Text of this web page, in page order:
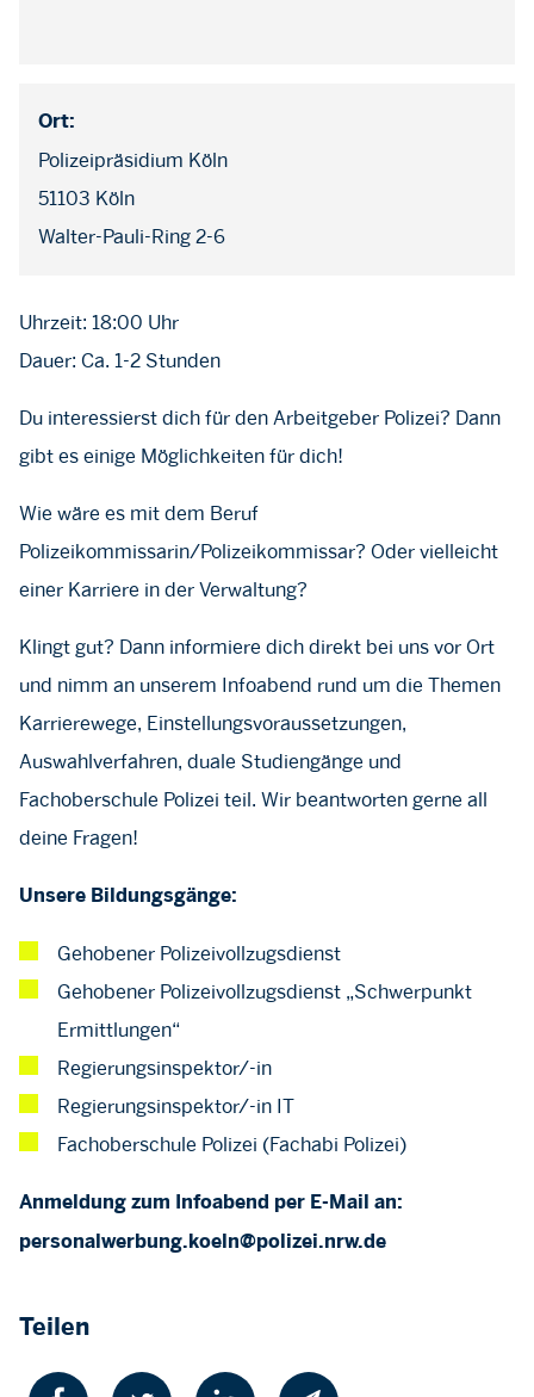
Ort:
Polizeipräsidium Köln
51103 Köln
Walter-Pauli-Ring 2-6
Uhrzeit: 18:00 Uhr
Dauer: Ca. 1-2 Stunden
Du interessierst dich für den Arbeitgeber Polizei? Dann
gibt es einige Möglichkeiten für dich!
Wie wäre es mit dem Beruf
Polizeikommissarin/Polizeikommissar? Oder vielleicht
einer Karriere in der Verwaltung?
Klingt gut? Dann informiere dich direkt bei uns vor Ort
und nimm an unserem Infoabend rund um die Themen
Karrierewege, Einstellungsvoraussetzungen,
Auswahlverfahren, duale Studiengänge und
Fachoberschule Polizei teil. Wir beantworten gerne all
deine Fragen!
Unsere Bildungsgänge:
Gehobener Polizeivollzugsdienst
Gehobener Polizeivollzugsdienst „Schwerpunkt
Ermittlungen“
Regierungsinspektor/-in
Regierungsinspektor/-in IT
Fachoberschule Polizei (Fachabi Polizei)
Anmeldung zum Infoabend per E-Mail an:
personalwerbung.koeln@polizei.nrw.de
Teilen